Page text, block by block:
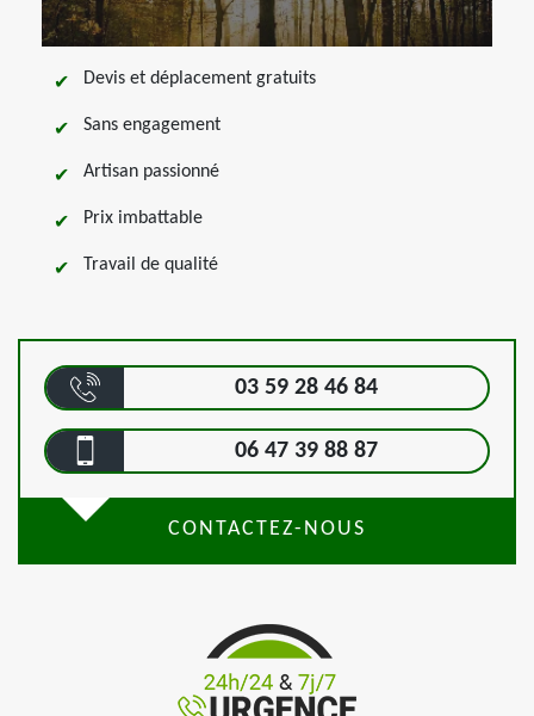
Devis et déplacement gratuits
Sans engagement
Artisan passionné
Prix imbattable
Travail de qualité
03 59 28 46 84
06 47 39 88 87
CONTACTEZ-NOUS